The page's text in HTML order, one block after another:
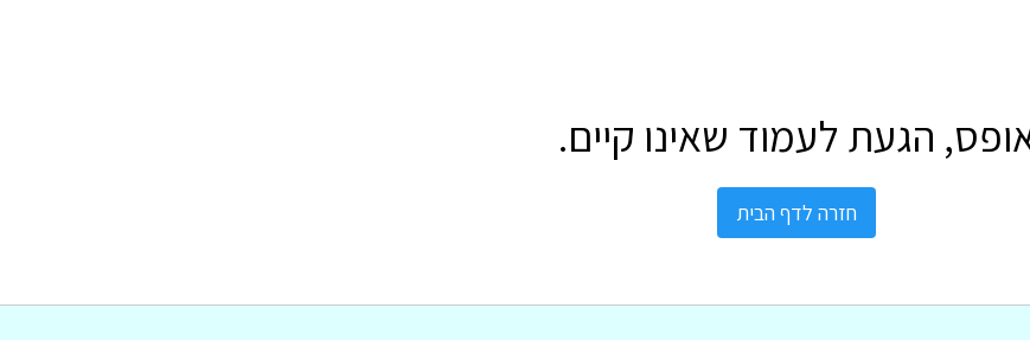
הגעת לעמוד שאינו קיים.
חזרה לדף הבית